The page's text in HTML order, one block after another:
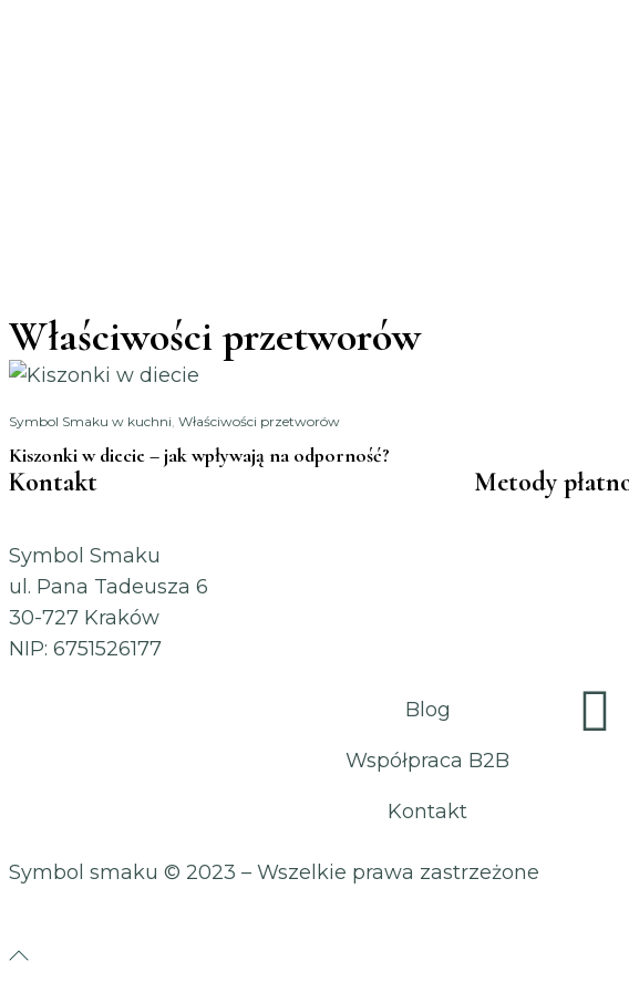
Właściwości przetworów
Symbol Smaku w kuchni, Właściwości przetworów
Kiszonki w diecie – jak wpływają na odporność?
Kontakt
Symbol Smaku
ul. Pana Tadeusza 6
30-727 Kraków
NIP: 6751526177
Metody
Blog
Współpraca B2B
Kontakt
Symbol smaku © 2023 – Wszelkie prawa zastrzeżone